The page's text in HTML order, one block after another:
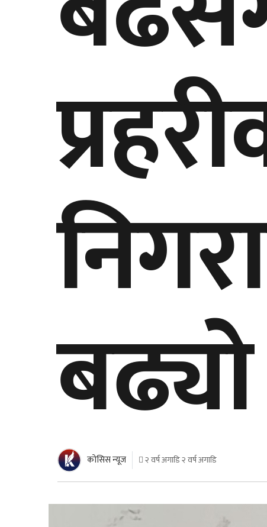
बढ्याे
काेसिस न्यूज २ वर्ष अगाडि २ वर्ष अगाडि